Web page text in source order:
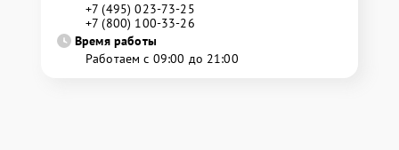
+7 (495) 023-73-25
+7 (800) 100-33-26
Время работы
Работаем с 09:00 до 21:00